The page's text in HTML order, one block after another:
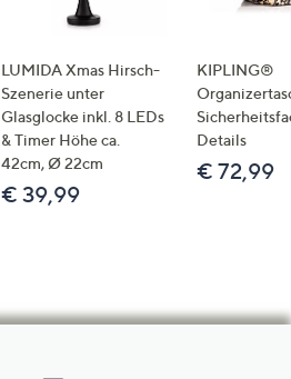
LUMIDA Xmas Hirsch-
Szenerie unter
Glasglocke inkl. 8 LEDs
& Timer Höhe ca.
42cm, Ø 22cm
€ 39,99
KIPLING®
Details
€ 72,99